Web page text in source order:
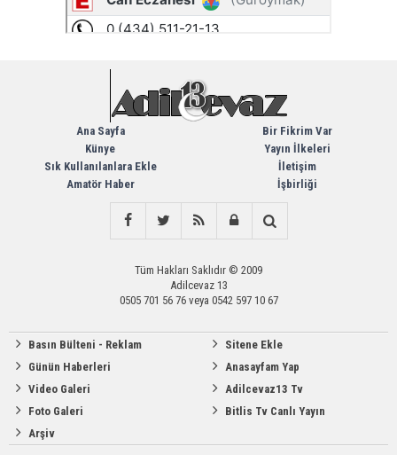
Ana Sayfa
Künye
Sık Kullanılanlara Ekle
Amatör Haber
Bir Fikrim Var
Yayın İlkeleri
İletişim
İşbirliği
Tüm Hakları Saklıdır © 2009
Adilcevaz 13
0505 701 56 76 veya 0542 597 10 67
Basın Bülteni - Reklam
Günün Haberleri
Video Galeri
Foto Galeri
Arşiv
Sitene Ekle
Anasayfam Yap
Adilcevaz13 Tv
Bitlis Tv Canlı Yayın